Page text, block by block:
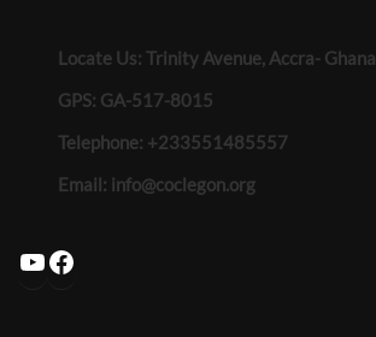
Locate Us: Trinity Avenue, Accra- Ghana
GPS: GA-517-8015
Telephone: +233551485557
Email: info@coclegon.org
YouTube
Facebook